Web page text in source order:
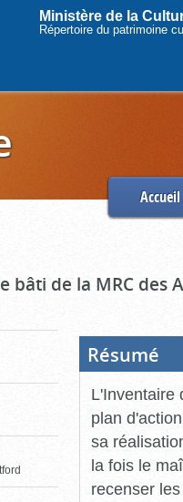
Ministère de la
Répertoire du patrimoine
Accueil
de la MRC des
Résumé
L'Inventaire
plan
sa
la fois le
recenser